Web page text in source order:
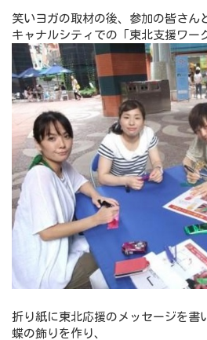
アクセス
お問合せ
笑いヨガの取材の後、参加の皆さん
キャナルシティでの「東北支援ワー
折り紙に東北応援のメッセージを書
蝶の飾りを作り、